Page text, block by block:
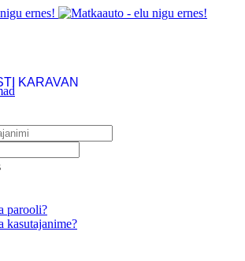
KARAVAN
parooli?
kasutajanime?